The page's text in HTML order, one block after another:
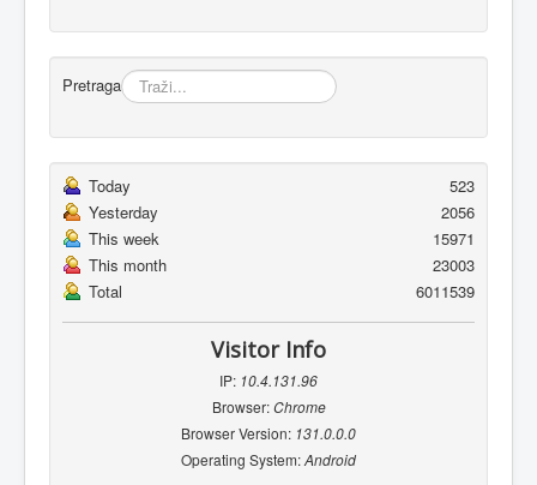
Pretraga
Today
523
Yesterday
2056
This week
15971
This month
23003
Total
6011539
Visitor Info
IP: 10.4.131.96
Browser:Chrome
Browser Version: 131.0.0.0
Operating System:Android